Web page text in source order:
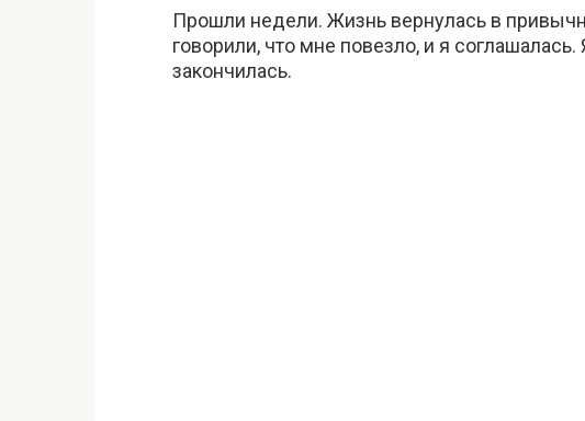
Прошли недели. Жизнь вернулась в
говорили, что мне повезло, и я соглашалась.
закончилась.